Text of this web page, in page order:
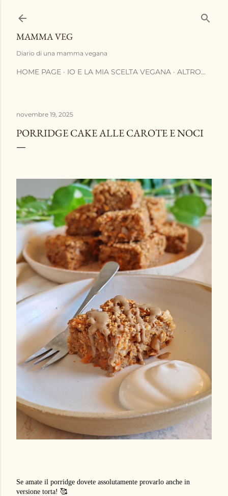
MAMMA VEG
Diario di una mamma vegana
HOME PAGE IO E LA MIA SCELTA VEGANA ALTRO…
novembre 19, 2025
PORRIDGE CAKE ALLE CAROTE E NOCI
Se amate il porridge dovete assolutamente provarlo anche in
versione torta! 🥰